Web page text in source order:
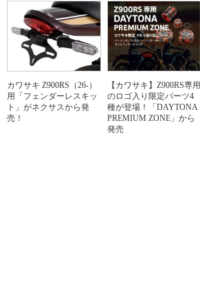
カワサキ Z900RS（26-）
用「フェンダーレスキッ
ト」がネクサスから発
売！
【カワサキ】Z900RS専用
のロゴ入り限定パーツ4
種が登場！「DAYTONA
PREMIUM ZONE」から
発売